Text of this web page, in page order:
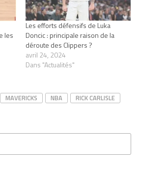
les
Les efforts défensifs de Luka
Doncic : principale raison de la
déroute des Clippers ?
avril 24, 2024
Dans "Actualités"
MAVERICKS NBA
RICK CARLISLE